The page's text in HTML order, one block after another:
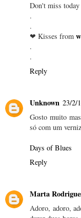
Don't miss
.
.
❤ Kisses from
.
.
Reply
Unknown 23/2/
Gosto muito
só com um
Days of Blues
Reply
Marta
Adoro, adoro,